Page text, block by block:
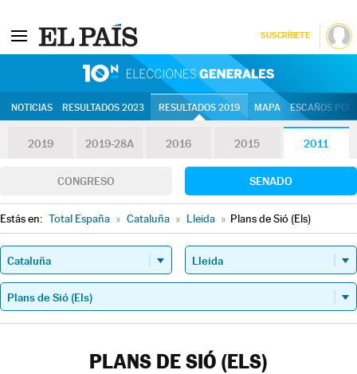
SUSCRÍBETE
NOTICIAS RESULTADOS 2023 RESULTADOS 2019 MAPA ESCAÑOS
2019 2019-28A 2016 2015 2011
CONGRESO SENADO
Estás en: Total España » Cataluña » Lleida » Plans de Sió (Els)
PLANS DE SIÓ (ELS)